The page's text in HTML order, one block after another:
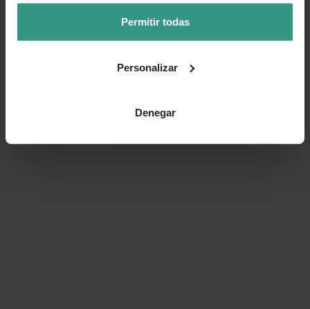
Permitir todas
Personalizar
Denegar